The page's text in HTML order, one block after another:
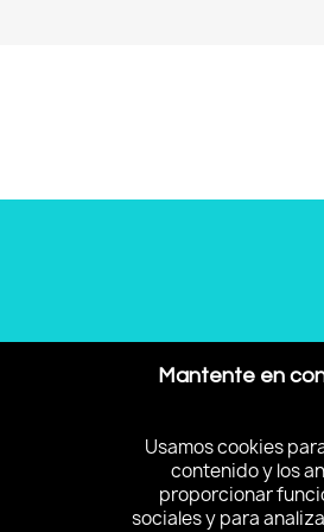
Mantente en
Asegúrese de
las noticias más
ofertas especiales.
Usamos cookies
contenido y los
proporcionar
sociales y para